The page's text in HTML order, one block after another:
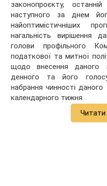
законопроєкту,
наступного за днем
найоптимістичніших
нагальність вирішення
голови профільного
податкової та митної
щодо внесення даного
денного та його
набрання чинності
календарного тижня.
Читати